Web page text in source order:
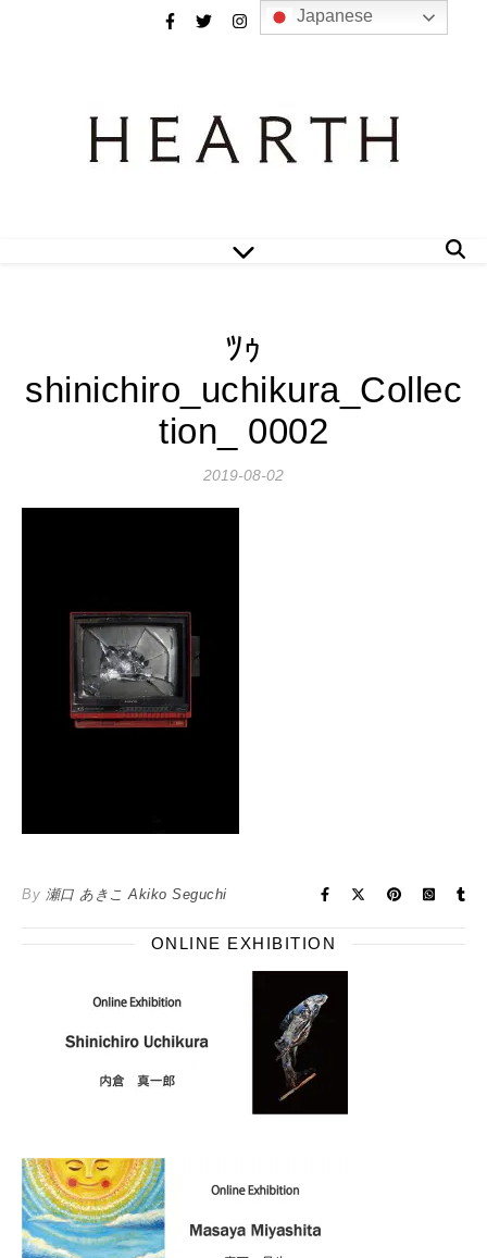
ﾂｩ
shinichiro_uchikura_Collec
tion_ 0002
2019-08-02
By 瀬口 あきこ Akiko Seguchi
ONLINE EXHIBITION
Japanese